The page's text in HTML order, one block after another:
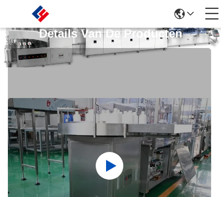
Details Van De Producten